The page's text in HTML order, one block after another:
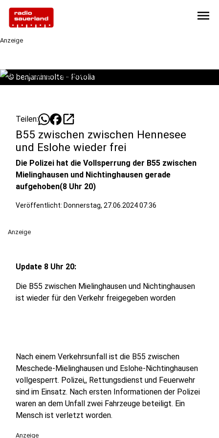
menu
Anzeige
© benjaminnolte - Fotolia
Teilen: open_in_new
B55 zwischen zwischen Hennesee
und Eslohe wieder frei
Die Polizei hat die Vollsperrung der B55 zwischen
Mielinghausen und Nichtinghausen gerade
aufgehoben(8 Uhr 20)
Veröffentlicht: Donnerstag, 27.06.2024 07:36
Anzeige
Update 8 Uhr 20:
Die B55 zwischen Mielinghausen und Nichtinghausen
ist wieder für den Verkehr freigegeben worden
Nach einem Verkehrsunfall ist die B55 zwischen
Meschede-Mielinghausen und Eslohe-Nichtinghausen
vollgesperrt. Polizei,, Rettungsdienst und Feuerwehr
sind im Einsatz. Nach ersten Informationen der Polizei
waren an dem Unfall zwei Fahrzeuge beteiligt. Ein
Mensch ist verletzt worden.
Anzeige